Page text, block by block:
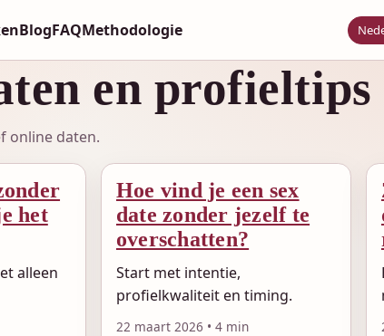
BlogFAQMethodologie
en profieltips
online daten.
het
alleen
Hoe vind je een sex
date zonder jezelf te
overschatten?
Start met intentie,
profielkwaliteit en timing.
22 maart 2026 • 4 min